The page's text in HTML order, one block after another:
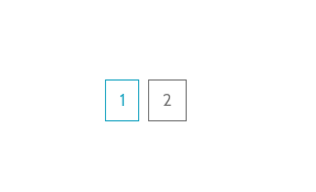
1 2